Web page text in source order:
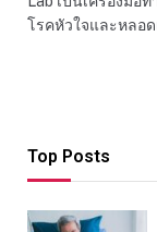
โรคหัวใจและหลอ
Top Posts